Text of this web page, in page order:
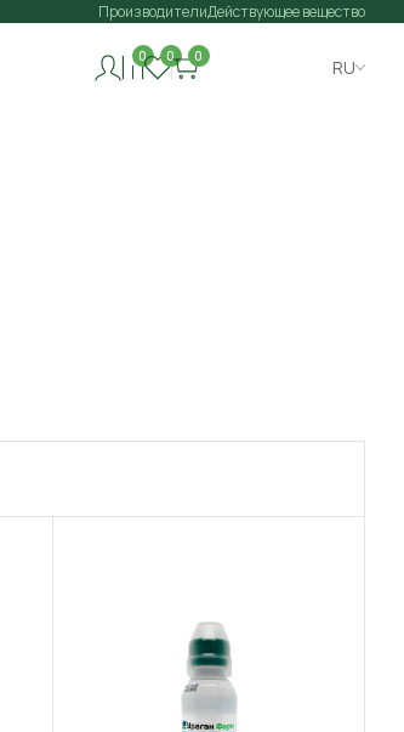
ПроизводителиДействующее вещество
0 0 0
RU